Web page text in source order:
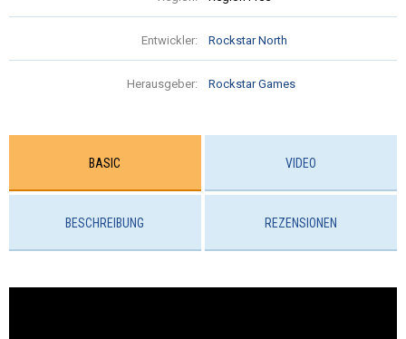
Entwickler: Rockstar North
Herausgeber: Rockstar Games
BASIC VIDEO
BESCHREIBUNG REZENSIONEN